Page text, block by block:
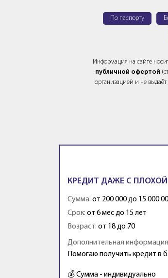
По паспорту
Информация на сайте
публичной офертой
организацией и не
КРЕДИТ ДАЖЕ С
Сумма: от 200 000 до 15 000
Срок: от 6 мес до 15 лет
Возраст: от 18 до 70
Дополнительная
Помогаю получить кредит в
💰 Сумма - индивидуально